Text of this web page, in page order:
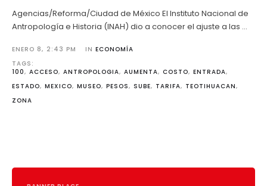
Agencias/Reforma/Ciudad de México El Instituto Nacional de
Antropología e Historia (INAH) dio a conocer el ajuste a las …
ENERO 8, 2:43 PM IN ECONOMÍA
TAGS:
100, ACCESO, ANTROPOLOGIA, AUMENTA, COSTO, ENTRADA,
ESTADO, MEXICO, MUSEO, PESOS, SUBE, TARIFA, TEOTIHUACAN,
ZONA